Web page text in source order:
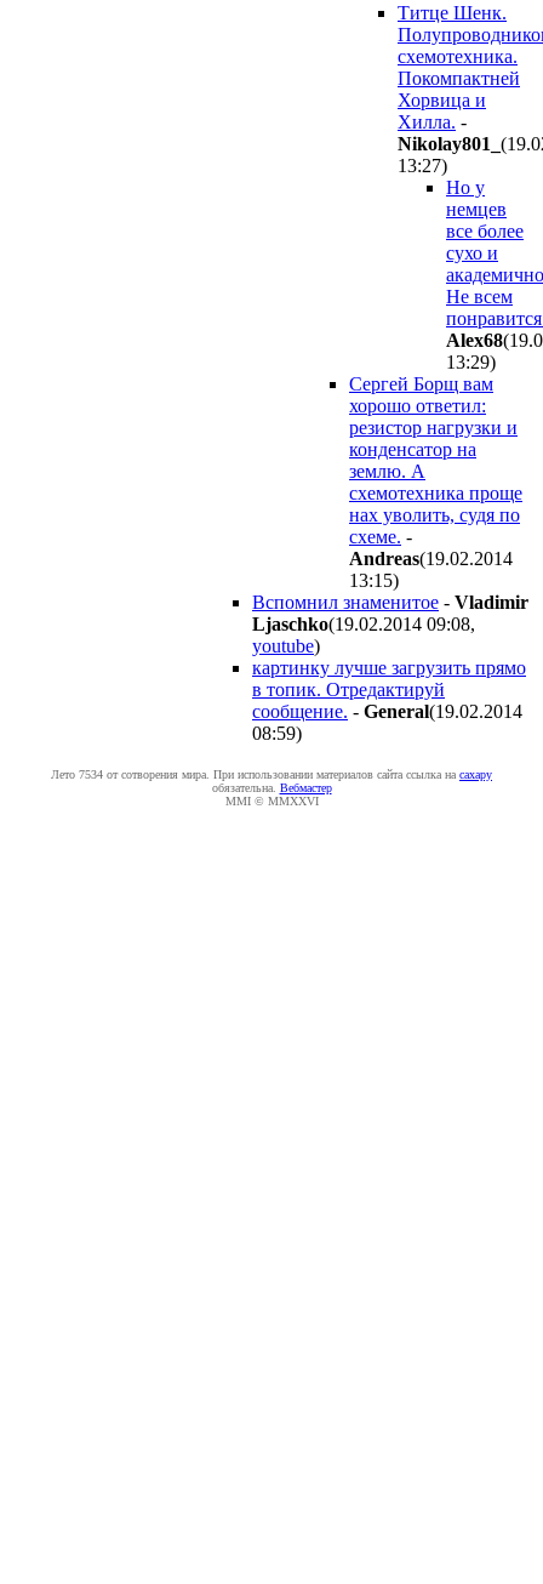
Титце Шенк.
схемотехника.
Покомпактней
Хорвица и
Хилла. -
Nikolay801_
13:27)
Но у
немцев
все более
сухо и
Не всем
Alex68
13:29)
Сергей Борщ вам
хорошо ответил:
резистор нагрузки и
конденсатор на
землю. А
схемотехника проще
нах уволить, судя по
схеме. -
Andreas(19.02.2014
13:15)
Вспомнил знаменитое - Vladimir
Ljaschko(19.02.2014 09:08,
youtube)
картинку лучше загрузить прямо
в топик. Отредактируй
сообщение. - General(19.02.2014
08:59)
Лето 7534 от сотворения мира. При использовании материалов сайта ссылка на caxapу
обязательна. Вебмастер
MMI © MMXXVI